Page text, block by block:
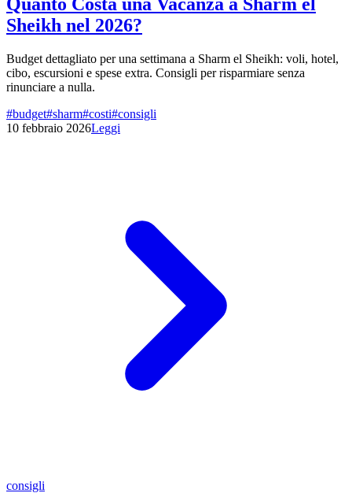
Sheikh nel 2026?
Budget dettagliato per una settimana a Sharm el Sheikh: voli, hotel,
cibo, escursioni e spese extra. Consigli per risparmiare senza
rinunciare a nulla.
#budget#sharm#costi#consigli
10 febbraio 2026Leggi
consigli